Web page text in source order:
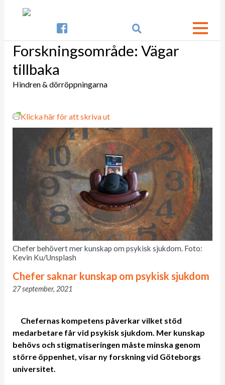

Forskningsområde: Vägar
tillbaka
Hindren & dörröppningarna
Klicka här för att skriva ut
Chefer behövert mer kunskap om psykisk sjukdom. Foto:
Kevin Ku/Unsplash
Chefer saknar kunskap om psykisk sjukdom
27 september, 2021
Chefernas kompetens påverkar vilket stöd
medarbetare får vid psykisk sjukdom. Mer kunskap
behövs och stigmatiseringen måste minska genom
större öppenhet, visar ny forskning vid Göteborgs
universitet.